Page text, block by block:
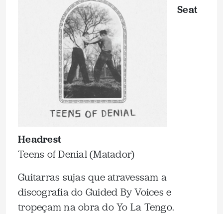
Seat
Headrest
Teens of Denial (Matador)
Guitarras sujas que atravessam a
discografia do Guided By Voices e
tropeçam na obra do Yo La Tengo.